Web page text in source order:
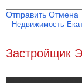
Отправить Отмена
Недвижимость
Застройщик